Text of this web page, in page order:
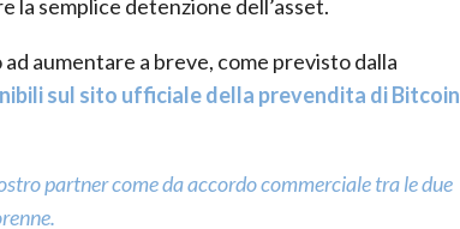
aumentare a breve, come previsto dalla
sul sito ufficiale della prevendita di Bitcoin
partner come da accordo commerciale tra le due